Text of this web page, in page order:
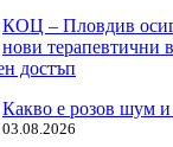
КОЦ – Пловдив
нови терапевтични
достъп
Какво е розов шум и
03.08.2026